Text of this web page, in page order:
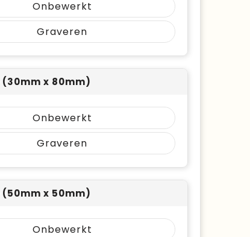
Onbewerkt
Graveren
x 80mm)
Onbewerkt
Graveren
x 50mm)
Onbewerkt